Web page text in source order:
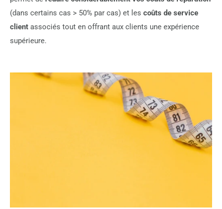
(dans certains cas > 50% par cas) et les coûts de service
client associés tout en offrant aux clients une expérience
supérieure.